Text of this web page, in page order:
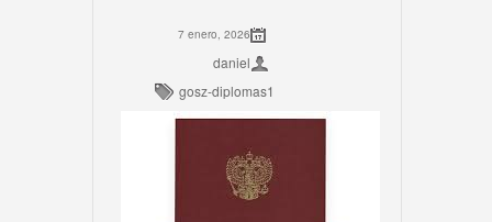
7 enero, 2026
daniel
gosz-diplomas1